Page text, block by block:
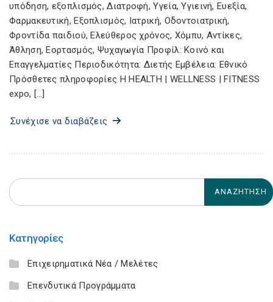
υπόδηση, εξοπλισμός, Διατροφή, Υγεία, Υγιεινή, Ευεξία,
Φαρμακευτική, Εξοπλισμός, Ιατρική, Οδοντοιατρική,
Φροντίδα παιδιού, Ελεύθερος χρόνος, Χόμπυ, Αντίκες,
Άθληση, Εορτασμός, Ψυχαγωγία Προφίλ: Κοινό και
Επαγγελματίες Περιοδικότητα: Διετής Εμβέλεια: Εθνικό
Πρόσθετες πληροφορίες Η HEALTH | WELLNESS | FITNESS
expo, […]
Συνέχισε να διαβάζεις
Κατηγορίες
Επιχειρηματικά Νέα / Μελέτες
Επενδυτικά Προγράμματα